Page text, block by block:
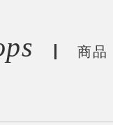
商品